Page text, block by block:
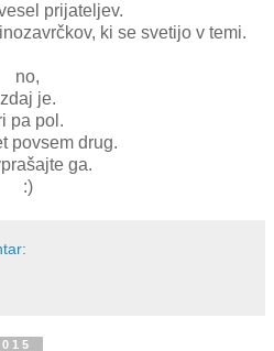
prijateljev.
ki se svetijo v temi.
no,
zdaj je.
pa pol.
povsem drug.
ga.
:)